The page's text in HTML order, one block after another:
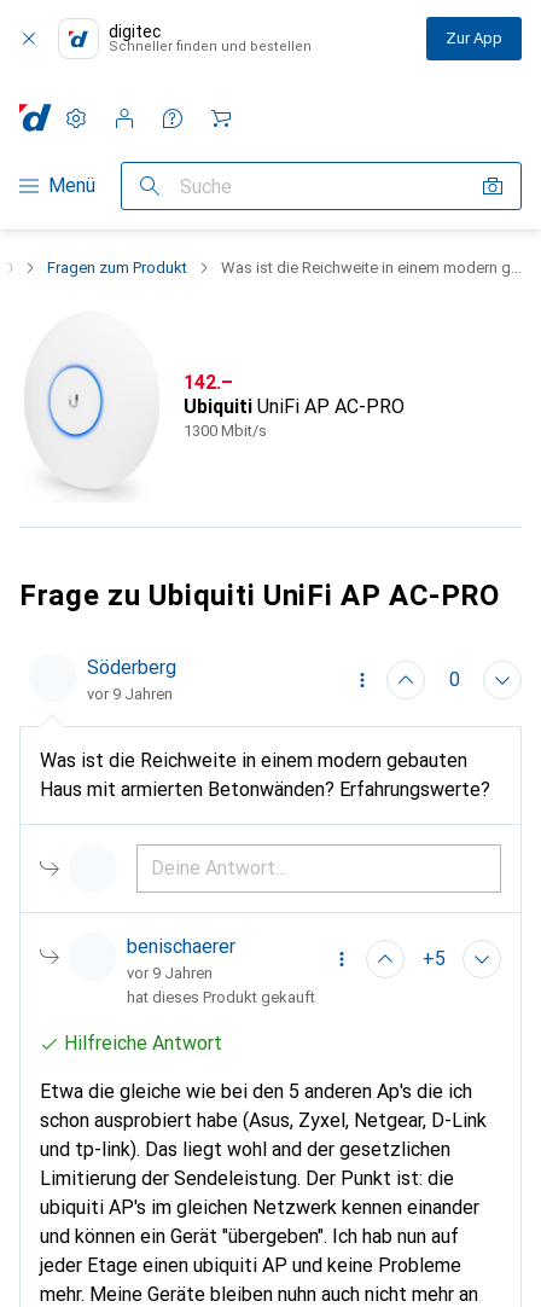
digitec
Schneller finden und bestellen Zur App
Navigation nach Kategorien
Menü Suche
Einstellungen
Kundenkonto
Vergleichslisten
Merklisten
Warenkorb
Fragen zum Produkt Was ist die Reichweite in einem modern g...
CHF
142.–
Ubiquiti UniFi AP AC-PRO
1300 Mbit/s
Frage zu Ubiquiti UniFi AP AC-PRO
Söderberg
vor 9 Jahren
0
Was ist die Reichweite in einem modern gebauten
Haus mit armierten Betonwänden? Erfahrungswerte?
benischaerer
vor 9 Jahren
+5
hat dieses Produkt gekauft
Hilfreiche Antwort
Etwa die gleiche wie bei den 5 anderen Ap's die ich
schon ausprobiert habe (Asus, Zyxel, Netgear, D-Link
und tp-link). Das liegt wohl and der gesetzlichen
Limitierung der Sendeleistung. Der Punkt ist: die
ubiquiti AP's im gleichen Netzwerk kennen einander
und können ein Gerät "übergeben". Ich hab nun auf
jeder Etage einen ubiquiti AP und keine Probleme
mehr. Meine Geräte bleiben nuhn auch nicht mehr an